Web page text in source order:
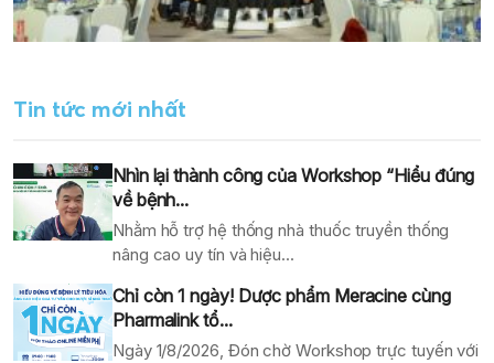
Tin tức mới nhất
Nhìn lại thành công của Workshop “Hiểu đúng
về bệnh...
Nhằm hỗ trợ hệ thống nhà thuốc truyền thống
nâng cao uy tín và hiệu...
Chỉ còn 1 ngày! Dược phẩm Meracine cùng
Pharmalink tổ...
Ngày 1/8/2026, Đón chờ Workshop trực tuyến với